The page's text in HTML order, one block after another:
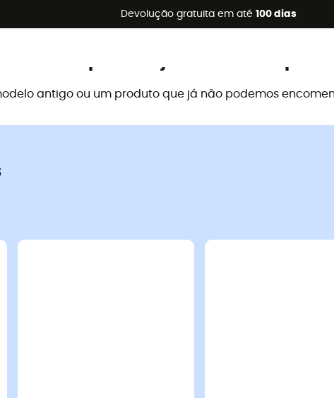
Devolução gratuita em até 100 dias
Promoções de verão 🔥 -5% EXTRA a partir de 2 produtos* com o
antigo ou um produto que já não podemos